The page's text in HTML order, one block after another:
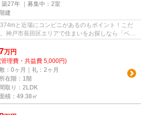
27年 ｜募集中： 2室
建
と近場にコンビニがあるのもポイント！こだ
神戸市長田区エリアで住まいをお探しなら「ベ
万円
管理費・共益費 5,000円)
敷：0ヶ月｜礼：2ヶ月
所在階：1階
間取り：2LDK
積：49.38㎡